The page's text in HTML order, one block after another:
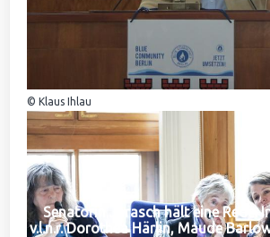
© Klaus Ihlau
Senatorin Jarasch hält eine Rede.
v.l.n.r. Dorothea Härlin, Maude